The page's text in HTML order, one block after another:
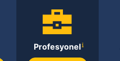
Profesyonel